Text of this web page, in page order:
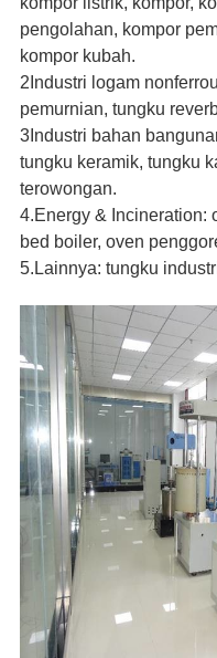
pengolahan, kompor
kompor kubah.
2Industri logam
pemurnian, tungku
3Industri bahan
tungku keramik, tungku
terowongan.
4.Energy & Incineration:
bed boiler, oven
5.Lainnya: tungku